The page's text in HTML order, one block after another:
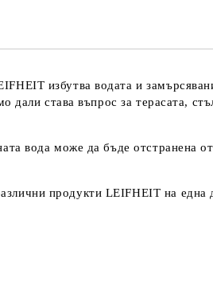
избутва водата и
става въпрос за терасата,
вода може да бъде отстранена
продукти LEIFHEIT на една